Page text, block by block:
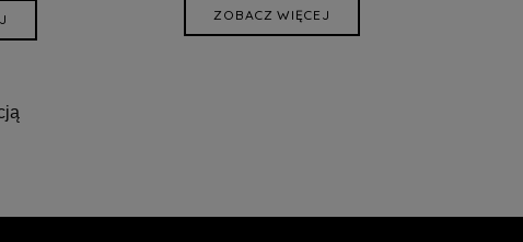
ZOBACZ WIĘCEJ